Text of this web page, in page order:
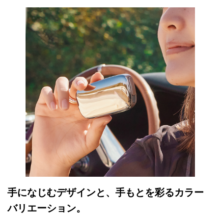
手になじむデザインと、手もとを彩るカラー
バリエーション。